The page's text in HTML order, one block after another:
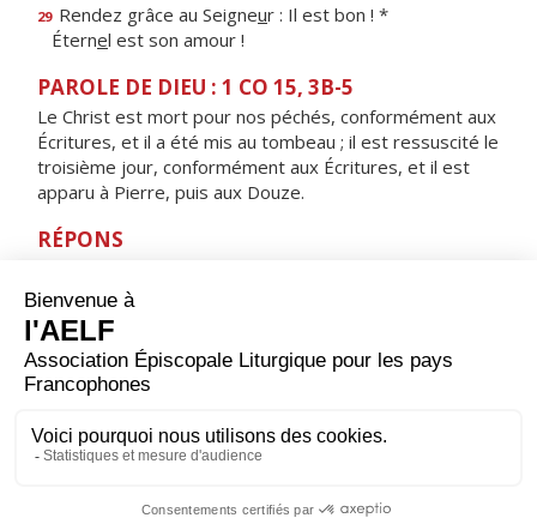
29 Rendez grâce au Seigneur : Il est bon ! *
Éternel est son amour !
PAROLE DE DIEU : 1 CO 15, 3B-5
Le Christ est mort pour nos péchés, conformément aux
Écritures, et il a été mis au tombeau ; il est ressuscité le
troisième jour, conformément aux Écritures, et il est
apparu à Pierre, puis aux Douze.
RÉPONS
jour de fête et de joie, alléluia !
ORAISON
Aujourd’hui, Dieu notre Père, tu nous ouvres la vie
éternelle par la victoire de ton Fils sur la mort, et nous
des hommes nouveaux pour que nous ressuscitions